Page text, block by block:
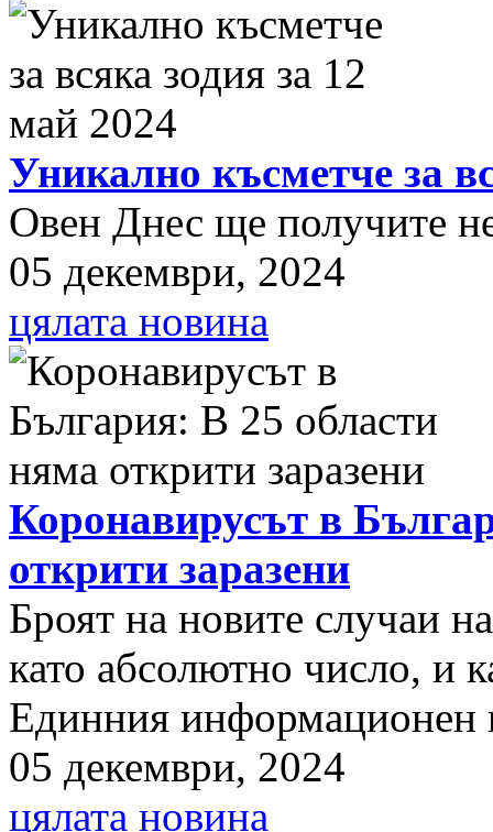
Уникално късметче за
Овен Днес ще получите
05 декември, 2024
цялата новина
Коронавирусът в
открити заразени
Броят на новите случаи
като абсолютно число, и
Единния информационен
05 декември, 2024
цялата новина